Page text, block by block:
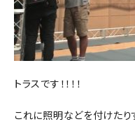
トラスです！！！！
これに照明などを付けたり